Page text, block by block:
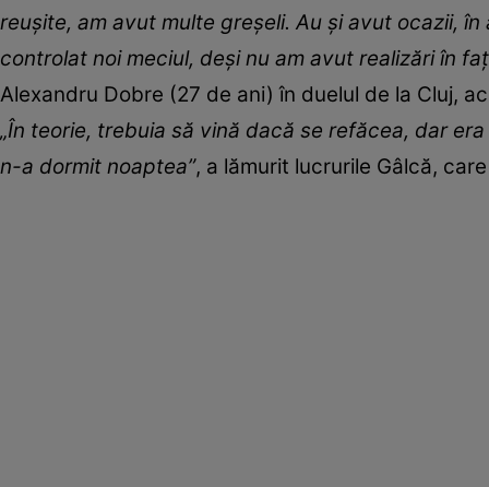
reușite, am avut multe greșeli. Au și avut ocazii,
controlat noi meciul, deși nu am avut realizări în
Alexandru Dobre (27 de ani) în duelul de la Cluj,
„În teorie, trebuia să vină dacă se refăcea, dar
n-a dormit noaptea”, a lămurit lucrurile Gâlcă,